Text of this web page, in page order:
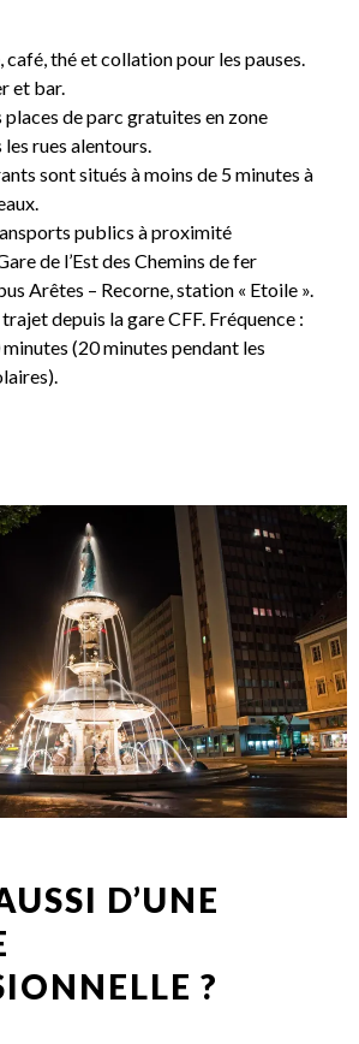
café, thé et collation pour les pauses.
et bar.
de parc gratuites en zone
rues alentours.
sont situés à moins de 5 minutes à
publics à proximité
de l’Est des Chemins de fer
Arêtes – Recorne, station « Etoile ».
depuis la gare CFF. Fréquence :
(20 minutes pendant les
D’UNE
?